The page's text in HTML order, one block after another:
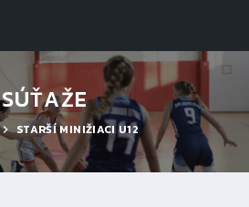
SÚŤAŽE
STARŠÍ MINIŽIACI U12